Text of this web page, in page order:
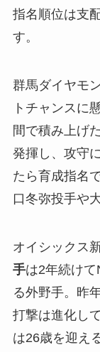
指名順位は支
す。
群馬ダイヤモ
トチャンスに
間で積み上げ
発揮し、攻守
たら育成指名
口冬弥投手や
オイシックス
手は2年続け
る外野手。昨
打撃は進化し
は26歳を迎え